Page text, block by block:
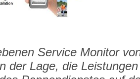
Service Monitor
der Lage, die Leistungen